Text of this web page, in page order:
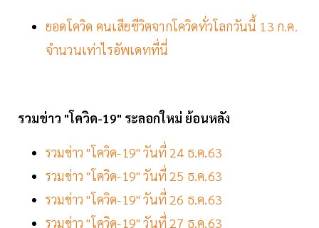
ยอดโควิด คนเสียชีวิตจากโควิดทั่วโลกวันนี้ 13 ก.ค.
จำนวนเท่าไรอัพเดทที่นี่
รวมข่าว "โควิด-19" ระลอกใหม่ ย้อนหลัง
รวมข่าว "โควิด-19" วันที่ 24 ธ.ค.63
รวมข่าว "โควิด-19" วันที่ 25 ธ.ค.63
รวมข่าว "โควิด-19" วันที่ 26 ธ.ค.63
รวมข่าว "โควิด-19" วันที่ 27 ธ.ค.63